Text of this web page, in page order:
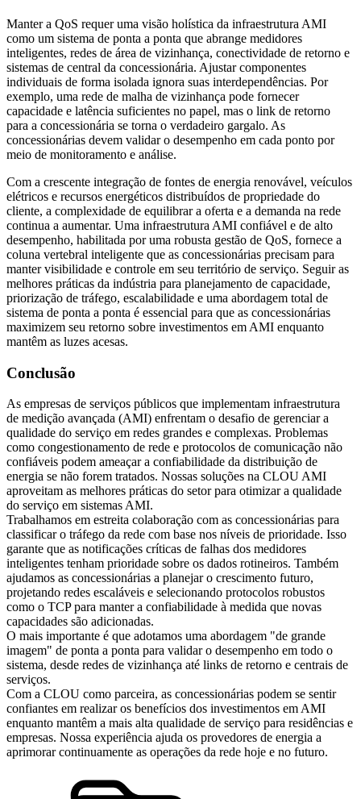
Manter a QoS requer uma visão holística da infraestrutura AMI
como um sistema de ponta a ponta que abrange medidores
inteligentes, redes de área de vizinhança, conectividade de retorno e
sistemas de central da concessionária. Ajustar componentes
individuais de forma isolada ignora suas interdependências. Por
exemplo, uma rede de malha de vizinhança pode fornecer
capacidade e latência suficientes no papel, mas o link de retorno
para a concessionária se torna o verdadeiro gargalo. As
concessionárias devem validar o desempenho em cada ponto por
meio de monitoramento e análise.
Com a crescente integração de fontes de energia renovável, veículos
elétricos e recursos energéticos distribuídos de propriedade do
cliente, a complexidade de equilibrar a oferta e a demanda na rede
continua a aumentar. Uma infraestrutura AMI confiável e de alto
desempenho, habilitada por uma robusta gestão de QoS, fornece a
coluna vertebral inteligente que as concessionárias precisam para
manter visibilidade e controle em seu território de serviço. Seguir as
melhores práticas da indústria para planejamento de capacidade,
priorização de tráfego, escalabilidade e uma abordagem total de
sistema de ponta a ponta é essencial para que as concessionárias
maximizem seu retorno sobre investimentos em AMI enquanto
mantêm as luzes acesas.
Conclusão
As empresas de serviços públicos que implementam infraestrutura
de medição avançada (AMI) enfrentam o desafio de gerenciar a
qualidade do serviço em redes grandes e complexas. Problemas
como congestionamento de rede e protocolos de comunicação não
confiáveis podem ameaçar a confiabilidade da distribuição de
energia se não forem tratados. Nossas soluções na CLOU AMI
aproveitam as melhores práticas do setor para otimizar a qualidade
do serviço em sistemas AMI.
Trabalhamos em estreita colaboração com as concessionárias para
classificar o tráfego da rede com base nos níveis de prioridade. Isso
garante que as notificações críticas de falhas dos medidores
inteligentes tenham prioridade sobre os dados rotineiros. Também
ajudamos as concessionárias a planejar o crescimento futuro,
projetando redes escaláveis e selecionando protocolos robustos
como o TCP para manter a confiabilidade à medida que novas
capacidades são adicionadas.
O mais importante é que adotamos uma abordagem "de grande
imagem" de ponta a ponta para validar o desempenho em todo o
sistema, desde redes de vizinhança até links de retorno e centrais de
serviços.
Com a CLOU como parceira, as concessionárias podem se sentir
confiantes em realizar os benefícios dos investimentos em AMI
enquanto mantêm a mais alta qualidade de serviço para residências e
empresas. Nossa experiência ajuda os provedores de energia a
aprimorar continuamente as operações da rede hoje e no futuro.